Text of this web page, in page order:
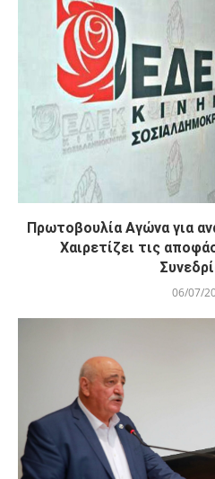
Πρωτοβουλία Αγώνα για
Χαιρετίζει τις
06/07/